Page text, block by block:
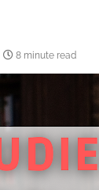
8 minute read